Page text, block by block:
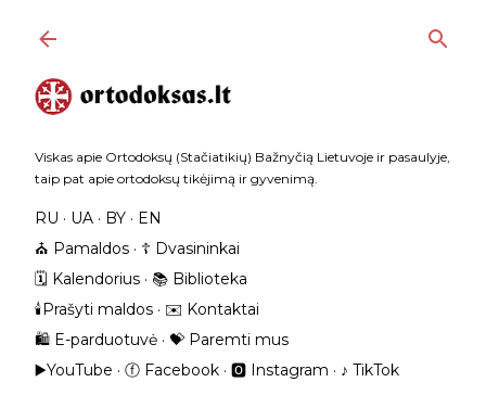
Praleisti ir pereiti prie pagrindinio turinio
Viskas apie Ortodoksų (Stačiatikių) Bažnyčią Lietuvoje ir pasaulyje,
taip pat apie ortodoksų tikėjimą ir gyvenimą.
RU UA BY
EN
⛪️ Pamaldos
☦️ Dvasininkai
🗓️ Kalendorius
📚 Biblioteka
🕯️Prašyti maldos
✉️ Kontaktai
🛍️ E-parduotuvė
💝 Paremti mus
▶️YouTube
ⓕ Facebook 🅾 Instagram ‎♪ TikTok